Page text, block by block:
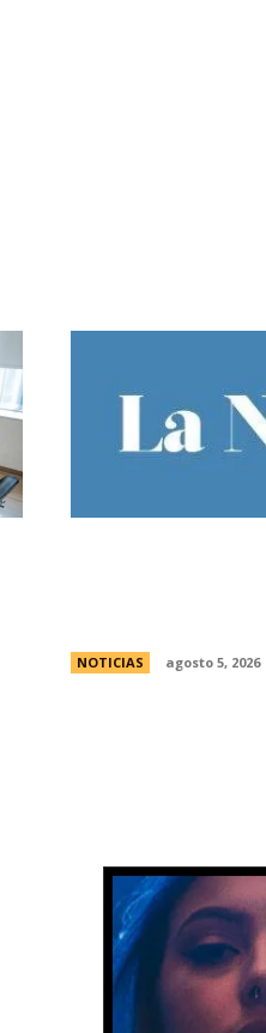
NOTICIAS agosto 5, 2026